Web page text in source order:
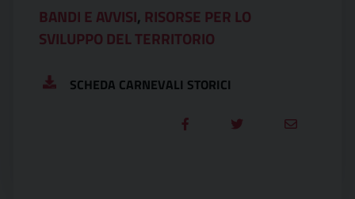
BANDI E AVVISI, RISORSE PER LO
SVILUPPO DEL TERRITORIO
SCHEDA CARNEVALI STORICI